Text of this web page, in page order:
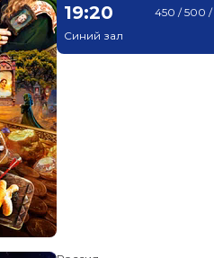
19:20
Синий зал
450 / 500